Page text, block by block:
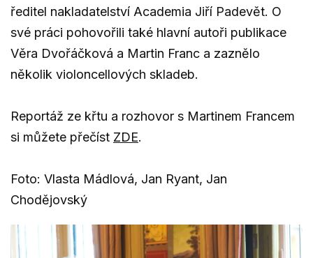
ředitel nakladatelství Academia Jiří Padevět. O
své práci pohovořili také hlavní autoři publikace
Věra Dvořáčková a Martin Franc a zaznělo
několik violoncellových skladeb.
Reportáž ze křtu a rozhovor s Martinem Francem
si můžete přečíst ZDE.
Foto: Vlasta Mádlová, Jan Ryant, Jan
Chodějovský